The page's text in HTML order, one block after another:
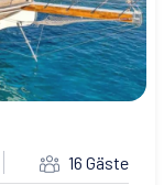
16 Gäste